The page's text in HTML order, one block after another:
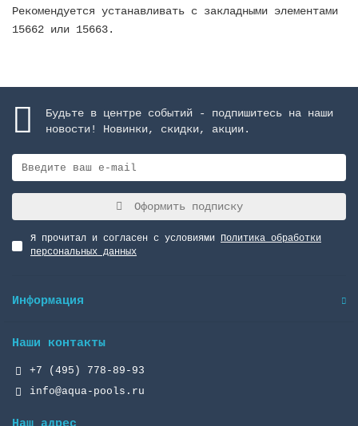
Рекомендуется устанавливать с закладными элементами
15662 или 15663.
Будьте в центре событий - подпишитесь на наши
новости! Новинки, скидки, акции.
Оформить подписку
Я прочитал и согласен с условиями Политика обработки
персональных данных
Информация
Наши контакты
+7 (495) 778-89-93
info@aqua-pools.ru